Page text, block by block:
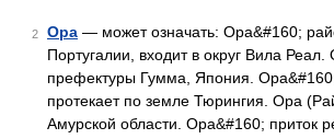
2 Ора — может означать: Ора&#160;
Португалии, входит в округ Вила Реал.
префектуры Гумма, Япония.
протекает по земле Тюрингия. Ора
Амурской области. Ора&#160; приток